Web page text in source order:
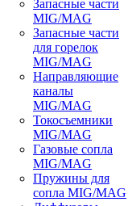
Запасные части
MIG/MAG
Запасные части
для горелок
MIG/MAG
Направляющие
каналы
MIG/MAG
Токосъемники
MIG/MAG
Газовые сопла
MIG/MAG
Пружины для
сопла MIG/MAG